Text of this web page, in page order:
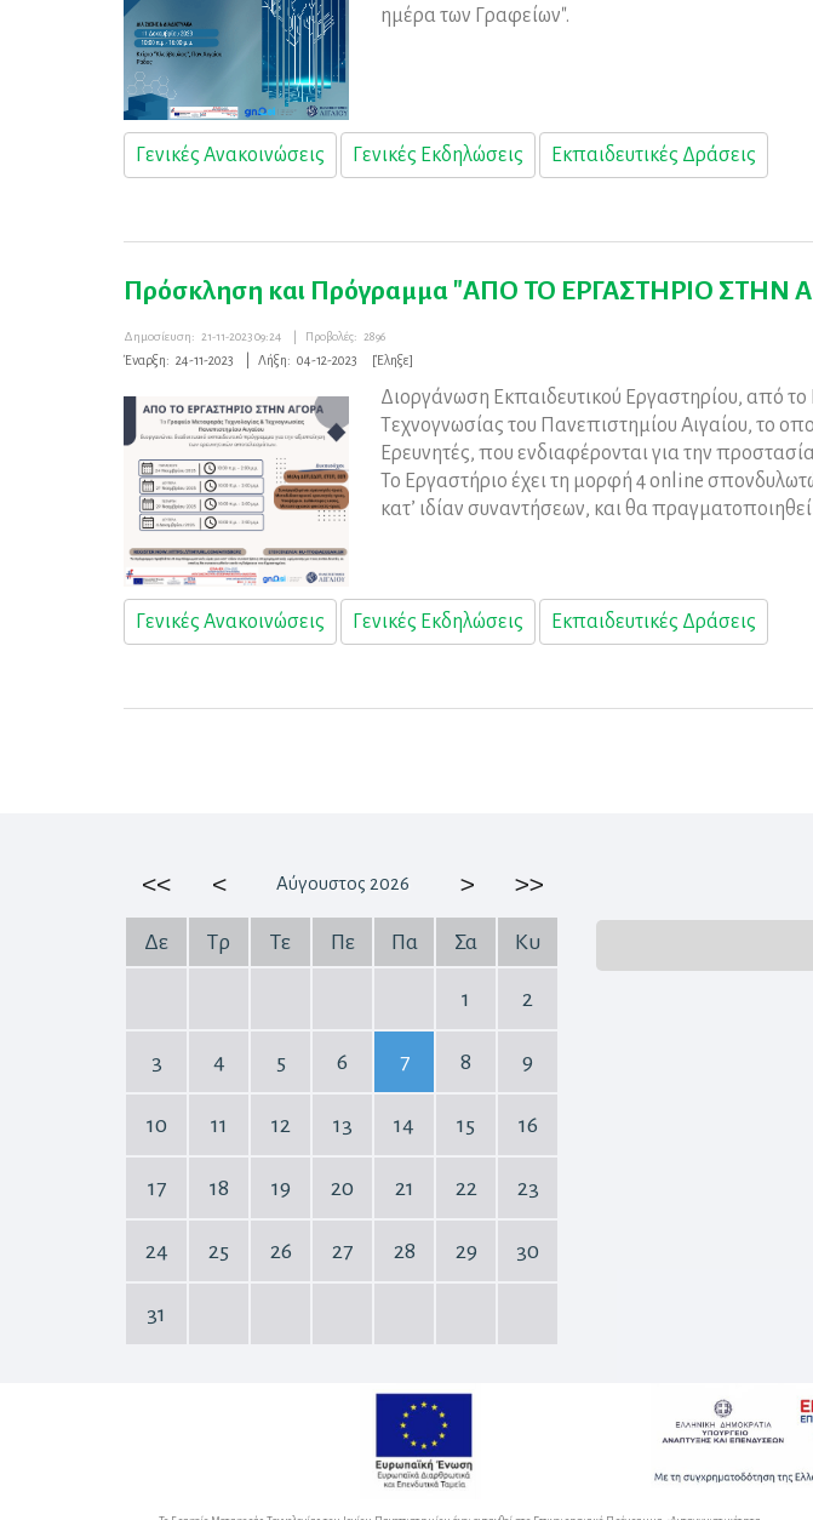
ημέρα των Γραφείων".
Γενικές Ανακοινώσεις Γενικές Εκδηλώσεις Εκπαιδευτικές Δράσεις
Πρόσκληση και Πρόγραμμα "ΑΠΟ ΤΟ ΕΡΓΑΣΤΗΡΙΟ ΣΤΗΝ
Δημοσίευση: 21-11-2023 09:24 Προβολές: 2896
Έναρξη: 24-11-2023 Λήξη: 04-12-2023 [Έληξε]
Διοργάνωση Εκπαιδευτικού Εργαστηρίου, από
Τεχνογνωσίας του Πανεπιστημίου Αιγαίου, το
Ερευνητές, που ενδιαφέρονται για την
Το Εργαστήριο έχει τη μορφή 4 online
κατ’ ιδίαν συναντήσεων, και θα
Γενικές Ανακοινώσεις Γενικές Εκδηλώσεις Εκπαιδευτικές Δράσεις
<< < Αύγουστος 2026 > >>
Δε Τρ Τε Πε Πα Σα Κυ
1 2
3 4 5 6 7 8 9
10 11 12 13 14 15 16
17 18 19 20 21 22 23
24 25 26 27 28 29 30
31